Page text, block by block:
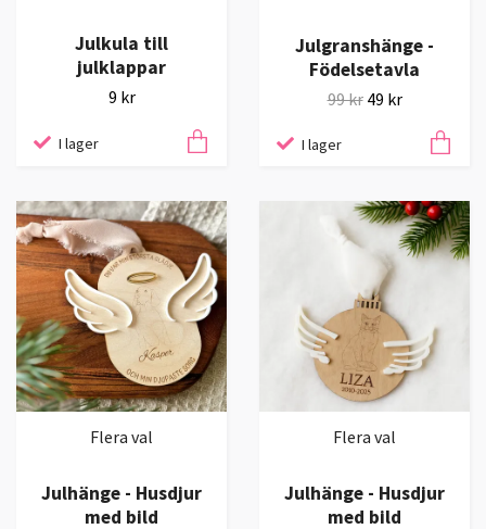
Julkula till
julklappar
9 kr
I lager
Julgranshänge -
Födelsetavla
99 kr 49 kr
I lager
Flera val
Julhänge - Husdjur
med bild
Flera val
Julhänge - Husdjur
med bild